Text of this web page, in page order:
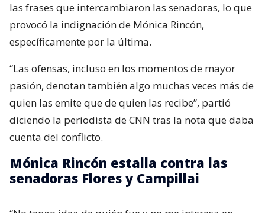
las frases que intercambiaron las senadoras, lo que
provocó la indignación de Mónica Rincón,
específicamente por la última.
“Las ofensas, incluso en los momentos de mayor
pasión, denotan también algo muchas veces más de
quien las emite que de quien las recibe”, partió
diciendo la periodista de CNN tras la nota que daba
cuenta del conflicto.
Mónica Rincón estalla contra las
senadoras Flores y Campillai